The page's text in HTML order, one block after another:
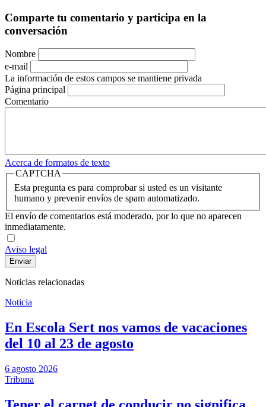
Comparte tu comentario y participa en la
conversación
Nombre
e-mail
La información de estos campos se mantiene privada
Página principal
Comentario
Acerca de formatos de texto
CAPTCHA
Esta pregunta es para comprobar si usted es un visitante
humano y prevenir envíos de spam automatizado.
El envío de comentarios está moderado, por lo que no aparecen
inmediatamente.
Aviso legal
Noticias relacionadas
Noticia
En Escola Sert nos vamos de vacaciones
del 10 al 23 de agosto
6 agosto 2026
Tribuna